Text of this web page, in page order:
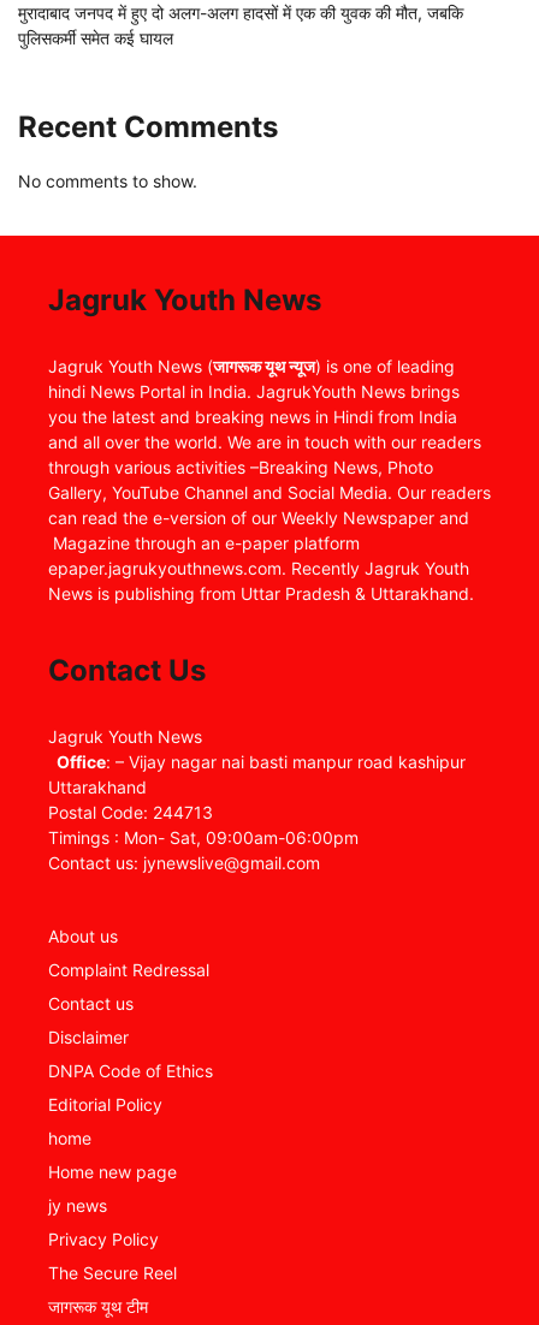
मुरादाबाद जनपद में हुए दो अलग-अलग हादसों में एक की युवक की मौत, जबकि
पुलिसकर्मी समेत कई घायल
Recent Comments
No comments to show.
Jagruk Youth News
Jagruk Youth News (जागरूक यूथ न्यूज) is one of leading
hindi News Portal in India. JagrukYouth News brings
you the latest and breaking news in Hindi from India
and all over the world. We are in touch with our readers
through various activities –Breaking News, Photo
Gallery, YouTube Channel and Social Media. Our readers
can read the e-version of our Weekly Newspaper and
Magazine through an e-paper platform
epaper.jagrukyouthnews.com. Recently Jagruk Youth
News is publishing from Uttar Pradesh & Uttarakhand.
Contact Us
Jagruk Youth News
Office: – Vijay nagar nai basti manpur road kashipur
Uttarakhand
Postal Code: 244713
Timings : Mon- Sat, 09:00am-06:00pm
Contact us: jynewslive@gmail.com
About us
Complaint Redressal
Contact us
Disclaimer
DNPA Code of Ethics
Editorial Policy
home
Home new page
jy news
Privacy Policy
The Secure Reel
जागरूक यूथ टीम